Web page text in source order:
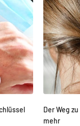
Der Weg
mehr